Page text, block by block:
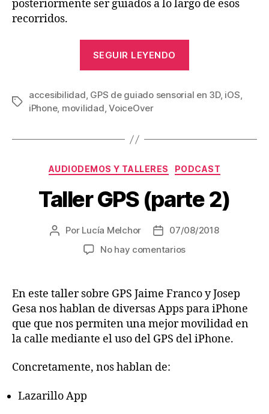
posteriormente ser guiados a lo largo de esos
recorridos.
SEGUIR LEYENDO
de
sonidos
3D
y
navegación
Etiquetas
accesibilidad, GPS de guiado sensorial en 3D, iOS,
iPhone, movilidad,VoiceOver
Categorías
AUDIODEMOS Y TALLERES PODCAST
Taller GPS (parte 2)
Autor
Por Lucía Melchor
Fecha07/08/2018
No hay comentariosen
En este taller sobre GPS Jaime Franco y Josep
Gesa nos hablan de diversas Apps para iPhone
que que nos permiten una mejor movilidad en
la calle mediante el uso del GPS del iPhone.
Concretamente, nos hablan de:
Lazarillo App